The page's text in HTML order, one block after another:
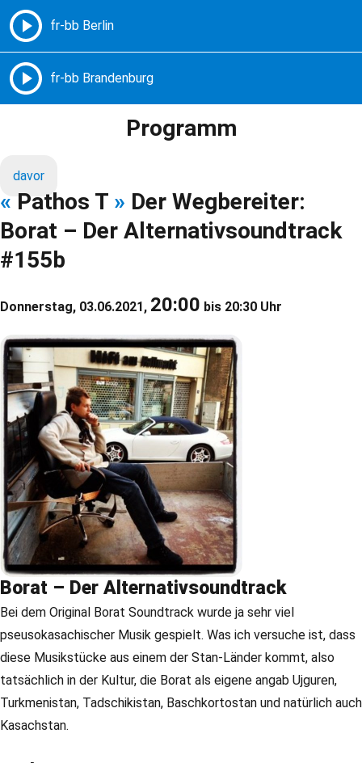
Freie Radios – Berlin Brandenburg
Programm
davor
« Pathos T » Der Wegbereiter:
Borat – Der Alternativsoundtrack
#155b
Donnerstag, 03.06.2021, 20:00 bis 20:30 Uhr
Borat – Der Alternativsoundtrack
Bei dem Original Borat Soundtrack wurde ja sehr viel
pseusokasachischer Musik gespielt. Was ich versuche ist, dass
diese Musikstücke aus einem der Stan-Länder kommt, also
tatsächlich in der Kultur, die Borat als eigene angab Ujguren,
Turkmenistan, Tadschikistan, Baschkortostan und natürlich auch
Kasachstan.